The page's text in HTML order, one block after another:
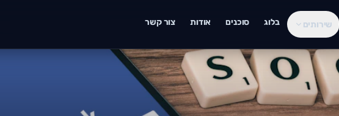
שירותים בלוג סוכנים אודות צור קשר